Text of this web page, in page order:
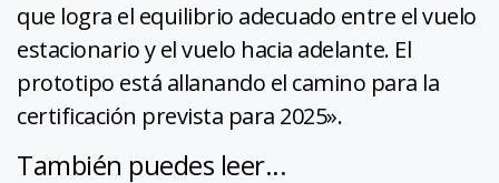
que logra el equilibrio adecuado entre el vuelo
estacionario y el vuelo hacia adelante. El
prototipo está allanando el camino para la
certificación prevista para 2025».
También puedes leer...